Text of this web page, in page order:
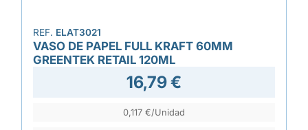
REF. ELAT3021
VASO DE PAPEL FULL KRAFT 60MM
GREENTEK RETAIL 120ML
16,79 €
0,117 €/Unidad